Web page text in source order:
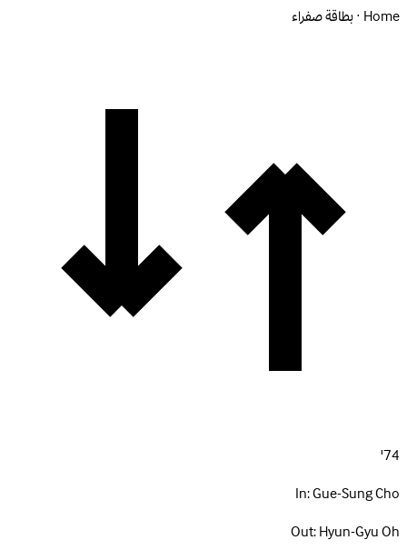
Home · بطاقة صفراء
74'
In:Gue-Sung Cho
Out:Hyun-Gyu Oh